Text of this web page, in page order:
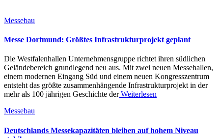
Messebau
Messe Dortmund: Größtes Infrastrukturprojekt geplant
Die Westfalenhallen Unternehmensgruppe richtet ihren südlichen
Geländebereich grundlegend neu aus. Mit zwei neuen Messehallen,
einem modernen Eingang Süd und einem neuen Kongresszentrum
entsteht das größte zusammenhängende Infrastrukturprojekt in der
mehr als 100 jährigen Geschichte derWeiterlesen
Messebau
Deutschlands Messekapazitäten bleiben auf hohem Niveau